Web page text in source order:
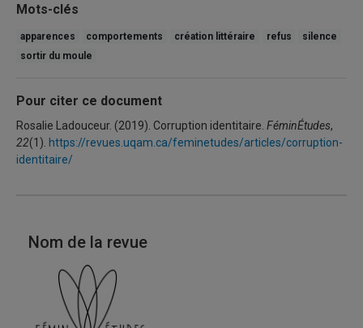
Mots-clés
apparences comportements création littéraire refus
silence
sortir du moule
Pour citer ce document
Rosalie Ladouceur. (2019). Corruption identitaire. FéminÉtudes,
22(1). https://revues.uqam.ca/feminetudes/articles/corruption-
identitaire/
Nom de la revue